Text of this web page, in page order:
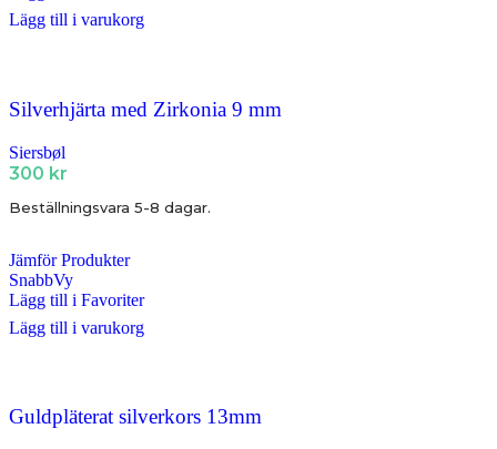
Lägg till i varukorg
Silverhjärta med Zirkonia 9 mm
Siersbøl
300 kr
Beställningsvara 5-8 dagar.
Jämför Produkter
SnabbVy
Lägg till i Favoriter
Lägg till i varukorg
Guldpläterat silverkors 13mm